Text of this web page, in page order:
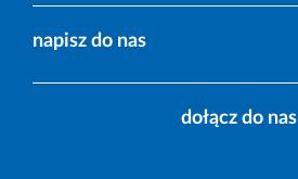
napisz do nas
dołącz do nas